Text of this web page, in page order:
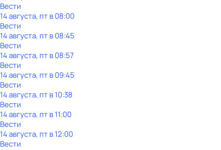
Вести
14 августа, пт в 08:00
Вести
14 августа, пт в 08:45
Вести
14 августа, пт в 08:57
Вести
14 августа, пт в 09:45
Вести
14 августа, пт в 10:38
Вести
14 августа, пт в 11:00
Вести
14 августа, пт в 12:00
Вести